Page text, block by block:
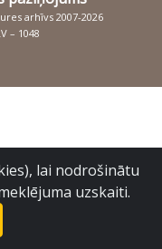
arhīvs 2007-2026
– 1048
lai nodrošinātu
uzskaiti.